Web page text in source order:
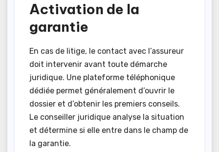
Activation de la
garantie
En cas de litige, le contact avec l’assureur
doit intervenir avant toute démarche
juridique. Une plateforme téléphonique
dédiée permet généralement d’ouvrir le
dossier et d’obtenir les premiers conseils.
Le conseiller juridique analyse la situation
et détermine si elle entre dans le champ de
la garantie.